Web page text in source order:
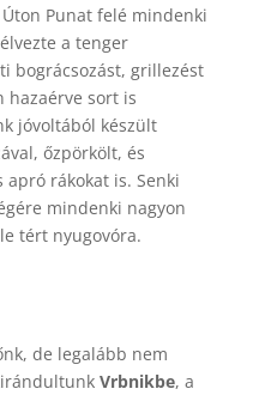
Punat felé mindenki
a tenger
bográcsozást, grillezést
hazaérve sort is
jóvoltából készült
őzpörkölt, és
rákokat is. Senki
mindenki nagyon
tért nyugovóra.
de legalább nem
Vrbnikbe, a